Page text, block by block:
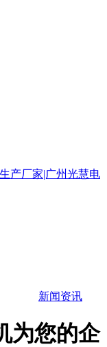
产厂家|广州光慧电
新闻资讯
为您的企